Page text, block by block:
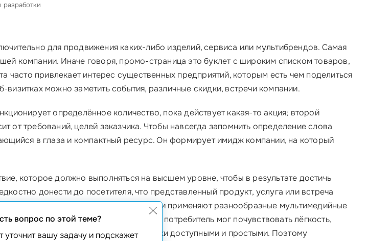
разработки
для продвижения каких-либо изделий, сервиса или мультибрендов. Самая
компании. Иначе говоря, промо-страница это буклет с широким списком товаров,
привлекает интерес существенных предприятий, которым есть чем поделиться
можно заметить события, различные скидки, встречи компании.
определённое количество, пока действует какая-то акция; второй
от требований, целей заказчика. Чтобы навсегда запомнить определение слова
в глаза и компактный ресурс. Он формирует имидж компании, на который
которое должно выполняться на высшем уровне, чтобы в результате достичь
донести до посетителя, что представленный продукт, услуга или встреча
привлекательным, разработчики применяют разнообразные мультимедийные
раз упрощён. Делается это, чтобы потребитель мог почувствовать лёгкость,
Материалы обязаны быть всячески доступными и простыми. Поэтому
вопрос по этой теме?
уточнит вашу задачу и подскажет